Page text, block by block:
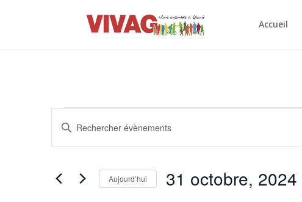
Accueil
Évènements
Recherche
et
navigation
vues
Évènements
Saisir
mot-
clé.
Évènements
Aujourd’hui 31 octobre, 2024